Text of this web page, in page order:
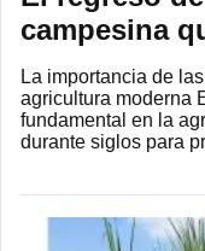
campesina
La importancia de
agricultura moderna
fundamental en la
durante siglos para